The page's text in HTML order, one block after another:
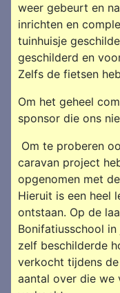
weer gebeurt en
inrichten en
tuinhuisje
geschilderd en
Zelfs de fietsen
Om het geheel
sponsor die ons
Om te proberen
caravan project
opgenomen met
Hieruit is een heel
ontstaan. Op de
Bonifatiusschool
zelf beschilderde
verkocht tijdens
aantal over die we